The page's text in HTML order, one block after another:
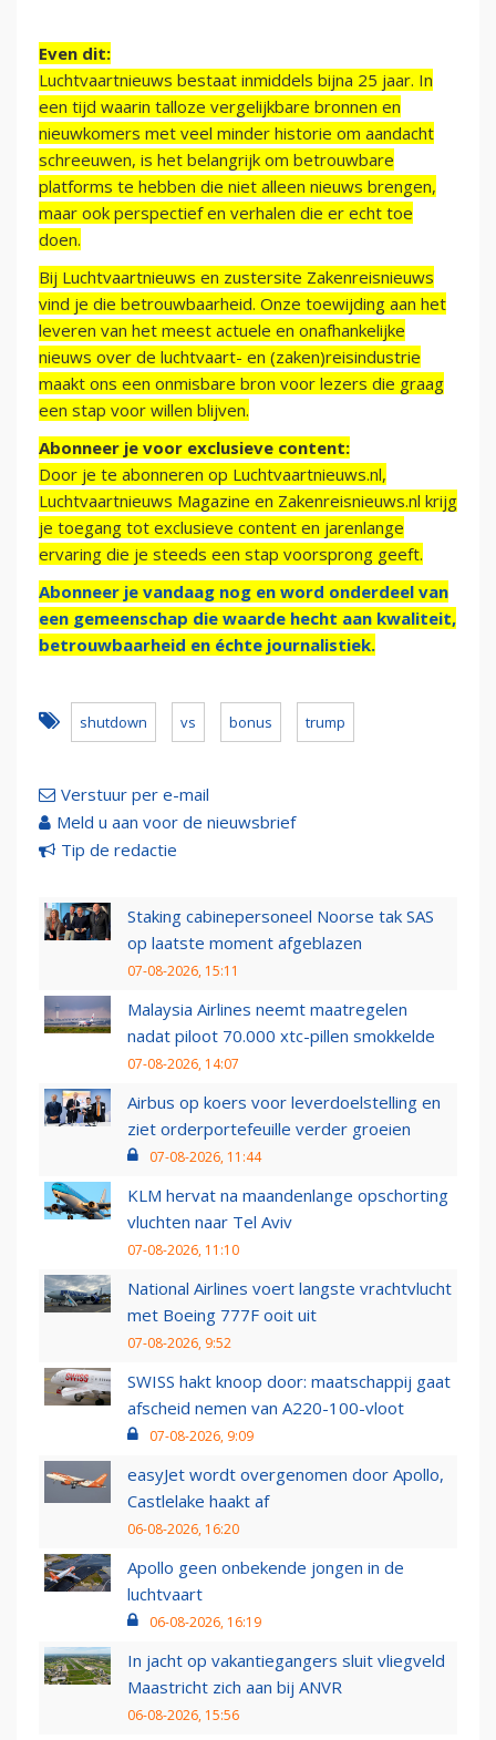
Even dit:
Luchtvaartnieuws bestaat inmiddels bijna 25 jaar. In
een tijd waarin talloze vergelijkbare bronnen en
nieuwkomers met veel minder historie om aandacht
schreeuwen, is het belangrijk om betrouwbare
platforms te hebben die niet alleen nieuws brengen,
maar ook perspectief en verhalen die er echt toe
doen.
Bij Luchtvaartnieuws en zustersite Zakenreisnieuws
vind je die betrouwbaarheid. Onze toewijding aan het
leveren van het meest actuele en onafhankelijke
nieuws over de luchtvaart- en (zaken)reisindustrie
maakt ons een onmisbare bron voor lezers die graag
een stap voor willen blijven.
Abonneer je voor exclusieve content:
Door je te abonneren op Luchtvaartnieuws.nl,
Luchtvaartnieuws Magazine en Zakenreisnieuws.nl krijg
je toegang tot exclusieve content en jarenlange
ervaring die je steeds een stap voorsprong geeft.
Abonneer je vandaag nog en word onderdeel van
een gemeenschap die waarde hecht aan kwaliteit,
betrouwbaarheid en échte journalistiek.
shutdown vs bonus trump
Verstuur per e-mail
Meld u aan voor de nieuwsbrief
Tip de redactie
Staking cabinepersoneel Noorse tak SAS
op laatste moment afgeblazen
07-08-2026, 15:11
Malaysia Airlines neemt maatregelen
nadat piloot 70.000 xtc-pillen smokkelde
07-08-2026, 14:07
Airbus op koers voor leverdoelstelling en
ziet orderportefeuille verder groeien
07-08-2026, 11:44
KLM hervat na maandenlange opschorting
vluchten naar Tel Aviv
07-08-2026, 11:10
National Airlines voert langste vrachtvlucht
met Boeing 777F ooit uit
07-08-2026, 9:52
SWISS hakt knoop door: maatschappij gaat
afscheid nemen van A220-100-vloot
07-08-2026, 9:09
easyJet wordt overgenomen door Apollo,
Castlelake haakt af
06-08-2026, 16:20
Apollo geen onbekende jongen in de
luchtvaart
06-08-2026, 16:19
In jacht op vakantiegangers sluit vliegveld
Maastricht zich aan bij ANVR
06-08-2026, 15:56